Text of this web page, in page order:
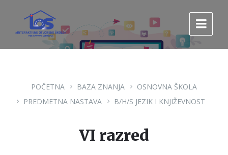
sadržaj
glavnu
navigaciju.
POČETNA BAZA ZNANJA
OSNOVNA ŠKOLA
PREDMETNA NASTAVA
B/H/S JEZIK I KNJIŽEVNOST
VI razred